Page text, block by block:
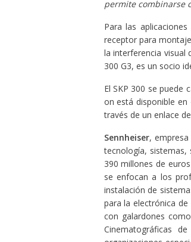
permite combinarse
Para las
receptor para
la interferencia visual
300 G3, es un socio
El SKP 300 se puede
on está disponible
través de un enlace
Sennheiser,
tecnología, sistemas,
390 millones de
se enfocan a los
instalación de
para la electrónica
con galardones
Cinematográficas